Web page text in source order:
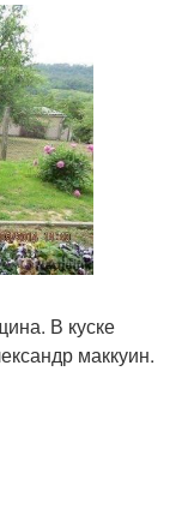
В куске
маккуин.